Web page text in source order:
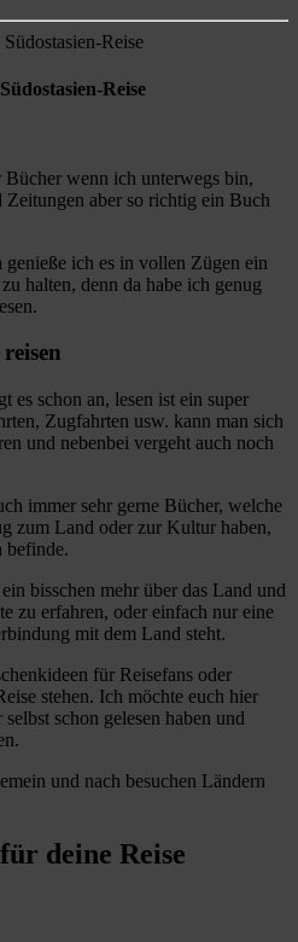
Reise
wenn ich unterwegs bin,
Zeitungen aber so richtig ein Buch
ich es in vollen Zügen ein
halten, denn da habe ich genug
es schon an, lesen ist ein super
Zugfahrten usw. kann man sich
und nebenbei vergeht auch noch
immer sehr gerne Bücher, welche
zum Land oder zur Kultur haben,
befinde.
bisschen mehr über das Land und
zu erfahren, oder einfach nur eine
mit dem Land steht.
für Reisefans oder
stehen. Ich möchte euch hier
schon gelesen haben und
und nach besuchen Ländern
deine Reise